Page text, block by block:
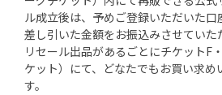
ル成立後は、予めご登録いただいた
差し引いた金額をお振込みさせていた
リセール出品があるごとにチケットF
ケット）にて、どなたでもお買い求め
す。